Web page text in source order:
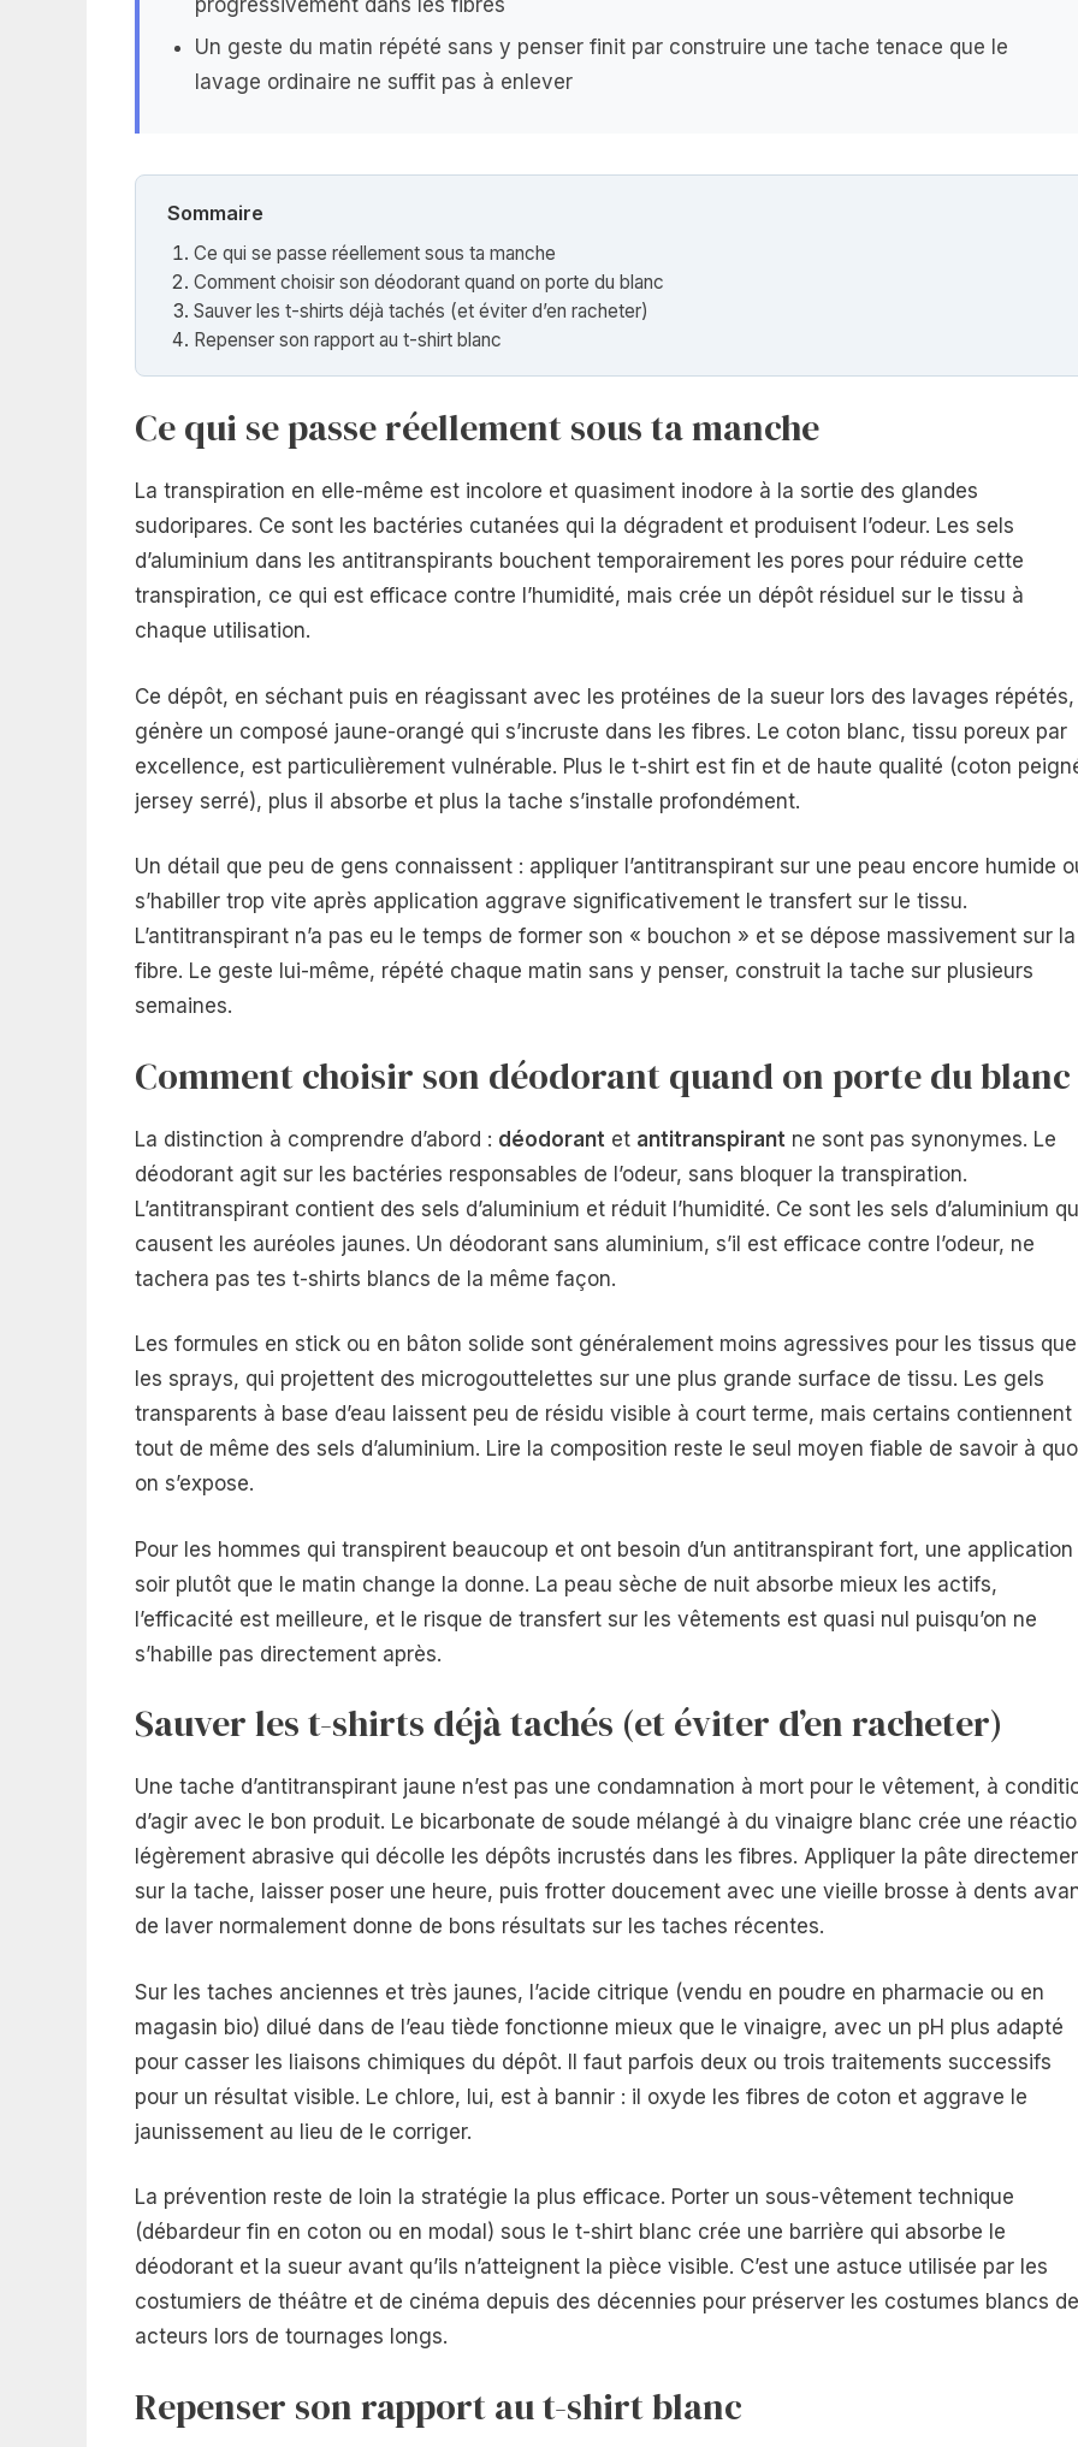
Un geste du matin répété sans y penser finit par construire une tache tenace que le
lavage ordinaire ne suffit pas à enlever
Sommaire
Ce qui se passe réellement sous ta manche
Comment choisir son déodorant quand on porte du blanc
Sauver les t-shirts déjà tachés (et éviter d’en racheter)
Repenser son rapport au t-shirt blanc
Ce qui se passe réellement sous ta manche
La transpiration en elle-même est incolore et quasiment inodore à la sortie des glandes
sudoripares. Ce sont les bactéries cutanées qui la dégradent et produisent l’odeur. Les sels
d’aluminium dans les antitranspirants bouchent temporairement les pores pour réduire cette
transpiration, ce qui est efficace contre l’humidité, mais crée un dépôt résiduel sur le tissu à
chaque utilisation.
Ce dépôt, en séchant puis en réagissant avec les protéines de la sueur lors des lavages répétés,
génère un composé jaune-orangé qui s’incruste dans les fibres. Le coton blanc, tissu poreux par
excellence, est particulièrement vulnérable. Plus le t-shirt est fin et de haute qualité (coton
jersey serré), plus il absorbe et plus la tache s’installe profondément.
Un détail que peu de gens connaissent : appliquer l’antitranspirant sur une peau encore humide
s’habiller trop vite après application aggrave significativement le transfert sur le tissu.
L’antitranspirant n’a pas eu le temps de former son « bouchon » et se dépose massivement sur la
fibre. Le geste lui-même, répété chaque matin sans y penser, construit la tache sur plusieurs
semaines.
Comment choisir son déodorant quand on porte du blanc
La distinction à comprendre d’abord : déodorant et antitranspirant ne sont pas synonymes. Le
déodorant agit sur les bactéries responsables de l’odeur, sans bloquer la transpiration.
L’antitranspirant contient des sels d’aluminium et réduit l’humidité. Ce sont les sels d’aluminium
causent les auréoles jaunes. Un déodorant sans aluminium, s’il est efficace contre l’odeur, ne
tachera pas tes t-shirts blancs de la même façon.
Les formules en stick ou en bâton solide sont généralement moins agressives pour les tissus que
les sprays, qui projettent des microgouttelettes sur une plus grande surface de tissu. Les gels
transparents à base d’eau laissent peu de résidu visible à court terme, mais certains contiennent
tout de même des sels d’aluminium. Lire la composition reste le seul moyen fiable de savoir à
on s’expose.
Pour les hommes qui transpirent beaucoup et ont besoin d’un antitranspirant fort, une application
soir plutôt que le matin change la donne. La peau sèche de nuit absorbe mieux les actifs,
l’efficacité est meilleure, et le risque de transfert sur les vêtements est quasi nul puisqu’on ne
s’habille pas directement après.
Sauver les t-shirts déjà tachés (et éviter d’en racheter)
Une tache d’antitranspirant jaune n’est pas une condamnation à mort pour le vêtement, à
d’agir avec le bon produit. Le bicarbonate de soude mélangé à du vinaigre blanc crée une
légèrement abrasive qui décolle les dépôts incrustés dans les fibres. Appliquer la pâte
sur la tache, laisser poser une heure, puis frotter doucement avec une vieille brosse à dents
de laver normalement donne de bons résultats sur les taches récentes.
Sur les taches anciennes et très jaunes, l’acide citrique (vendu en poudre en pharmacie ou en
magasin bio) dilué dans de l’eau tiède fonctionne mieux que le vinaigre, avec un pH plus adapté
pour casser les liaisons chimiques du dépôt. Il faut parfois deux ou trois traitements successifs
pour un résultat visible. Le chlore, lui, est à bannir : il oxyde les fibres de coton et aggrave le
jaunissement au lieu de le corriger.
La prévention reste de loin la stratégie la plus efficace. Porter un sous-vêtement technique
(débardeur fin en coton ou en modal) sous le t-shirt blanc crée une barrière qui absorbe le
déodorant et la sueur avant qu’ils n’atteignent la pièce visible. C’est une astuce utilisée par les
costumiers de théâtre et de cinéma depuis des décennies pour préserver les costumes blancs
acteurs lors de tournages longs.
Repenser son rapport au t-shirt blanc